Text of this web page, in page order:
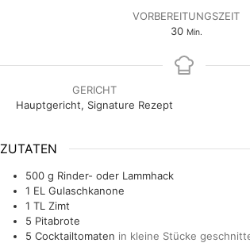
VORBEREITUNGSZEIT
30Minuten
Min.
GERICHT
Hauptgericht, Signature Rezept
ZUTATEN
500 g Rinder- oder Lammhack
1 EL Gulaschkanone
1 TL Zimt
5 Pitabrote
5 Cocktailtomaten in kleine Stücke